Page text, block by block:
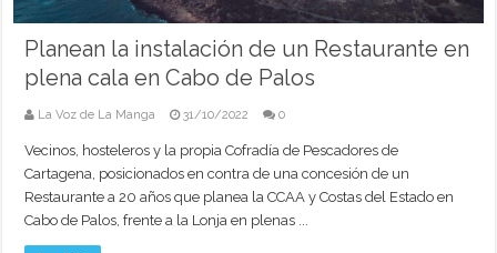
Planean la instalación de un Restaurante en
plena cala en Cabo de Palos
La Voz de La Manga 31/10/2022 0
Vecinos, hosteleros y la propia Cofradía de Pescadores de
Cartagena, posicionados en contra de una concesión de un
Restaurante a 20 años que planea la CCAA y Costas del Estado en
Cabo de Palos, frente a la Lonja en plenas ...